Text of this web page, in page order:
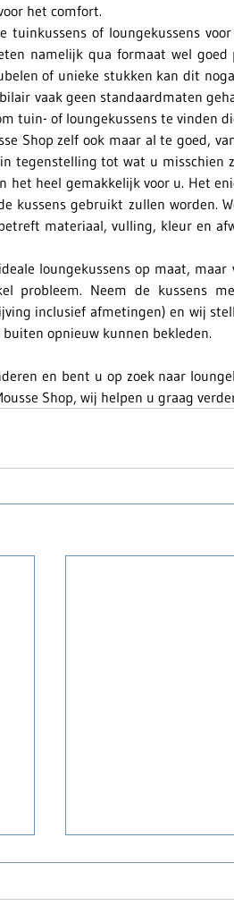
het comfort.
tuinkussens of loungekussens
namelijk qua formaat wel
of unieke stukken kan dit
vaak geen standaardmaten
tuin- of loungekussens te vinden
Shop zelf ook maar al te goed,
tegenstelling tot wat u misschien
het heel gemakkelijk voor u. Het
kussens gebruikt zullen worden.
materiaal, vulling, kleur en
loungekussens op maat,
probleem. Neem de kussens
inclusief afmetingen) en wij
opnieuw kunnen bekleden.
en bent u op zoek naar
Shop, wij helpen u graag